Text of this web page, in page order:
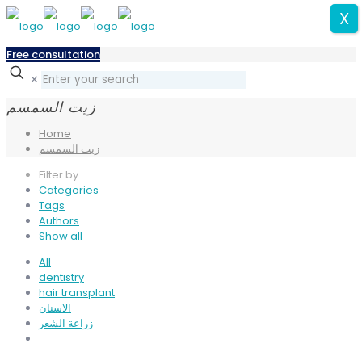
Free consultation
✕
زيت السمسم
Home
زيت السمسم
Filter by
Categories
Tags
Authors
Show all
All
dentistry
hair transplant
الاسنان
زراعة الشعر
X